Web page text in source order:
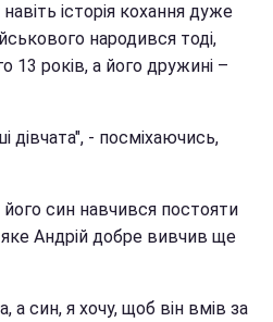
історія кохання дуже
народився тоді,
13 років, а його дружині –
дівчата", - посміхаючись,
його син навчився постояти
Андрій добре вивчив ще
а син, я хочу, щоб він вмів за